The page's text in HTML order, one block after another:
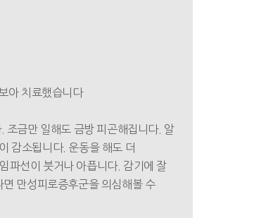
아 치료했습니다
조금만 일해도 금방 피곤해집니다. 알
감소됩니다. 운동을 해도 더
파선이 붓거나 아픕니다. 감기에 잘
만성피로증후군을 의심해볼 수